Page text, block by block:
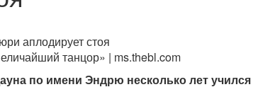
танцор» | ms.thebl.com
по имени Эндрю несколько лет учился